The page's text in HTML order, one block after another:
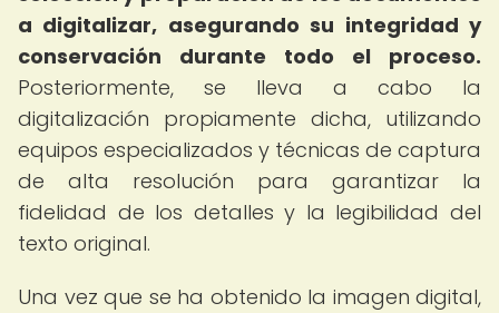
a digitalizar, asegurando su integridad y
conservación durante todo el proceso.
Posteriormente, se lleva a cabo la
digitalización propiamente dicha, utilizando
equipos especializados y técnicas de captura
de alta resolución para garantizar la
fidelidad de los detalles y la legibilidad del
texto original.
Una vez que se ha obtenido la imagen digital,